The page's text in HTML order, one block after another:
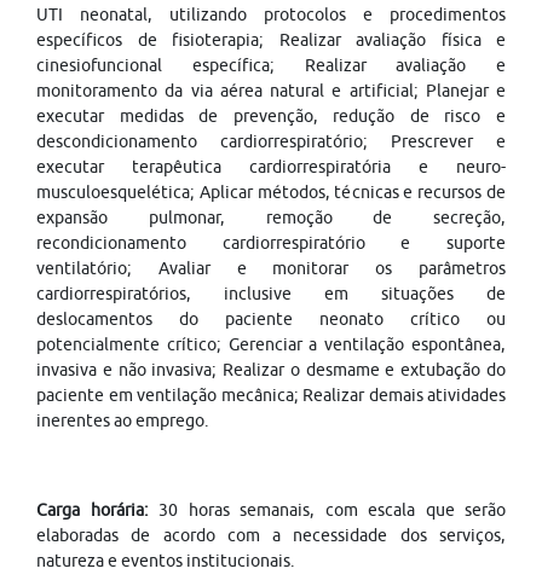
UTI neonatal, utilizando protocolos e procedimentos
específicos de fisioterapia; Realizar avaliação física e
cinesiofuncional específica; Realizar avaliação e
monitoramento da via aérea natural e artificial; Planejar e
executar medidas de prevenção, redução de risco e
descondicionamento cardiorrespiratório; Prescrever e
executar terapêutica cardiorrespiratória e neuro-
musculoesquelética; Aplicar métodos, técnicas e recursos de
expansão pulmonar, remoção de secreção,
recondicionamento cardiorrespiratório e suporte
ventilatório; Avaliar e monitorar os parâmetros
cardiorrespiratórios, inclusive em situações de
deslocamentos do paciente neonato crítico ou
potencialmente crítico; Gerenciar a ventilação espontânea,
invasiva e não invasiva; Realizar o desmame e extubação do
paciente em ventilação mecânica; Realizar demais atividades
inerentes ao emprego.
Carga horária: 30 horas semanais, com escala que serão
elaboradas de acordo com a necessidade dos serviços,
natureza e eventos institucionais.